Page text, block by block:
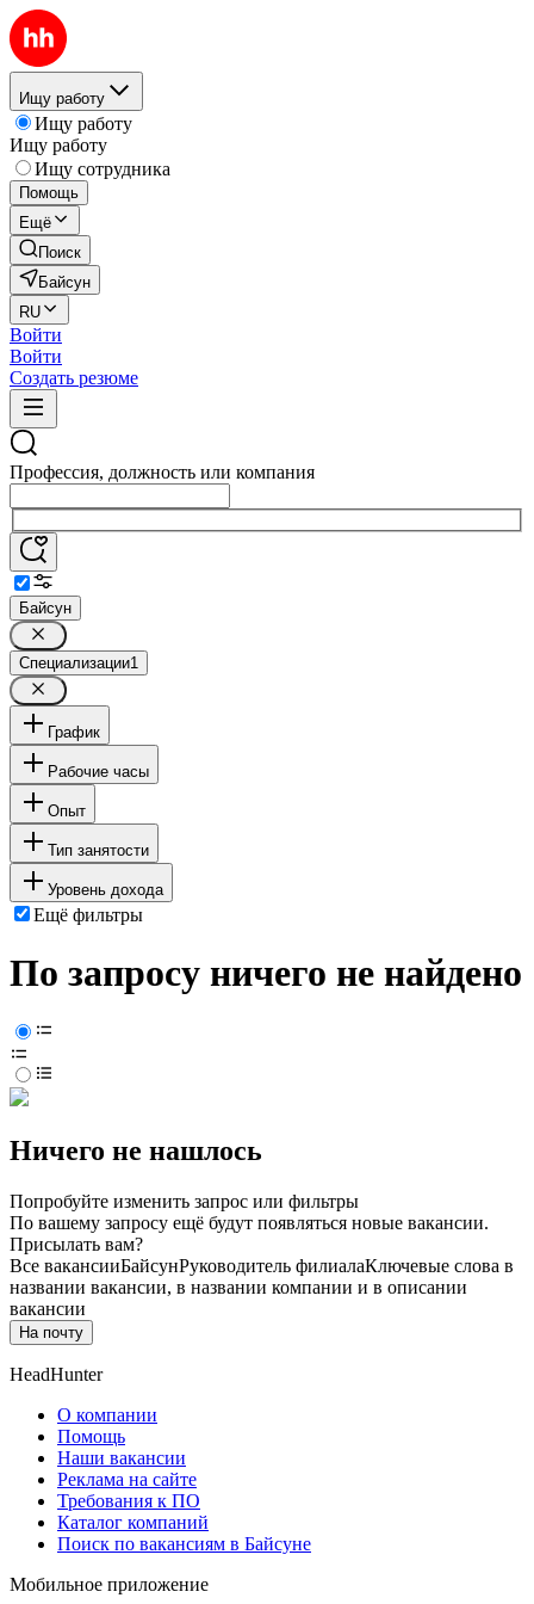
Ищу работу
Ищу работу
Ищу работу
Ищу сотрудника
Помощь
Ещё
Поиск
Байсун
RU
Войти
Войти
Создать резюме
Профессия, должность или компания
Байсун
Специализации1
График
Рабочие часы
Опыт
Тип занятости
Уровень дохода
Ещё фильтры
По запросу ничего не найдено
Ничего не нашлось
Попробуйте изменить запрос или фильтры
По вашему запросу ещё будут появляться новые вакансии.
Присылать вам?
Все вакансииБайсунРуководитель филиалаКлючевые слова в
названии вакансии, в названии компании и в описании
вакансии
На почту
HeadHunter
О компании
Помощь
Наши вакансии
Реклама на сайте
Требования к ПО
Каталог компаний
Поиск по вакансиям в Байсуне
Мобильное приложение